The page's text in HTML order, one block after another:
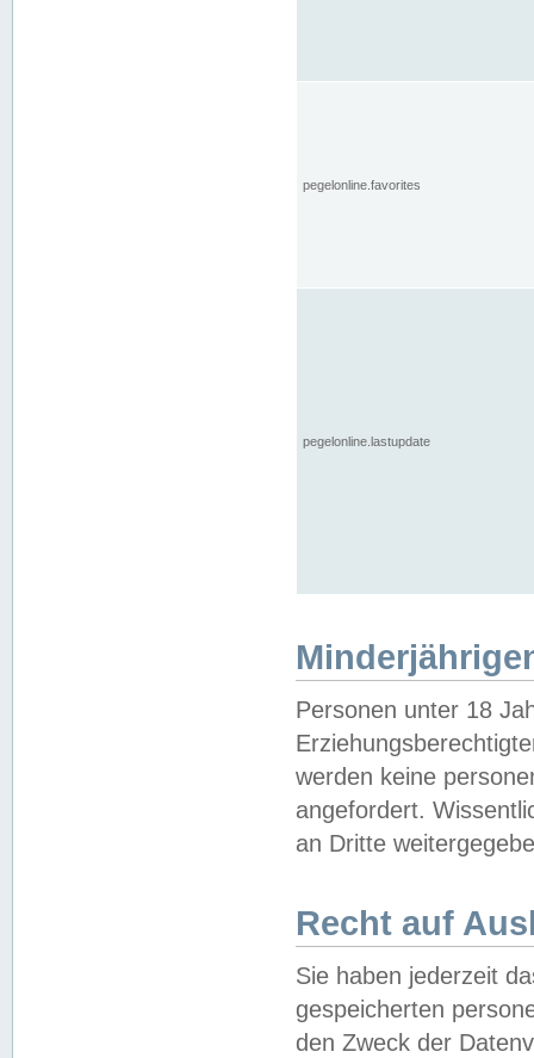
pegelonline.favorites
pegelonline.lastupdate
Personen unter 18
werden keine
angefordert.
an Dritte
Recht auf
Sie haben jederzeit
gespeicherten
den Zweck der